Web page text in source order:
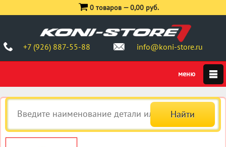
+7 (926) 887-55-88 info@koni-store.ru
0 товаров —0,00 руб.